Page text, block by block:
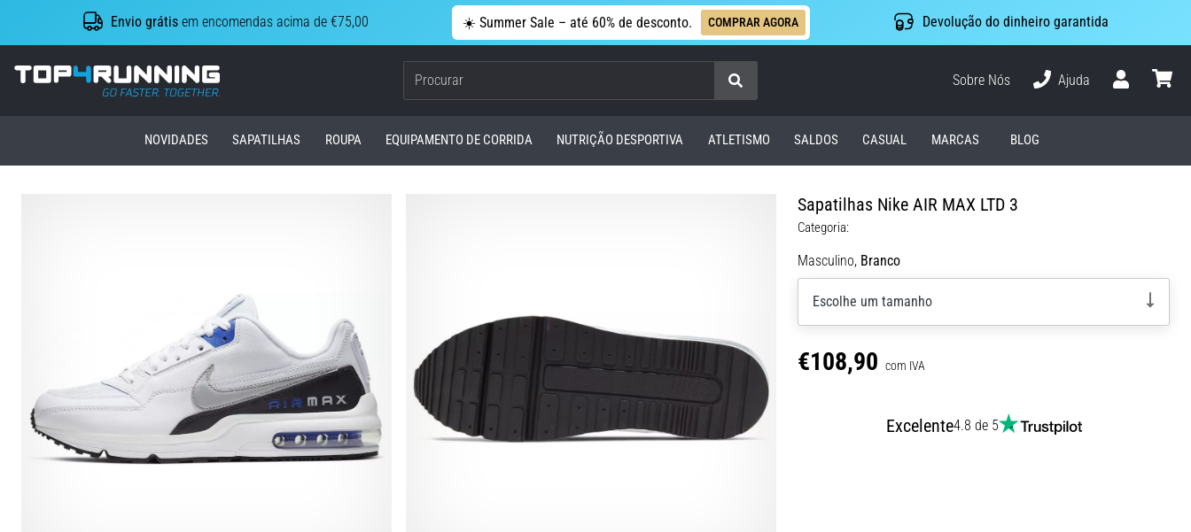
Envio grátis em encomendas acima de €75,00 ☀️ Summer Sale – até 60% de desconto. COMPRAR AGORA Devolução do dinheiro garantida
Top4Running.pt
Procurar
Sobre Nós
Ajuda
NOVIDADES SAPATILHAS ROUPA EQUIPAMENTO DE CORRIDA NUTRIÇÃO DESPORTIVA ATLETISMO SALDOS CASUAL MARCAS BLOG
Sapatilhas Nike AIR MAX LTD 3
Categoria:
Masculino, Branco
Escolhe um tamanho
€108,90 com IVA
Excelente4.8 de 5